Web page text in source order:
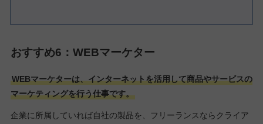
おすすめ6：WEBマーケター
WEBマーケターは、インターネットを活用して商品やサービスの
マーケティングを行う仕事です。
企業に所属していれば自社の製品を、フリーランスならクライア